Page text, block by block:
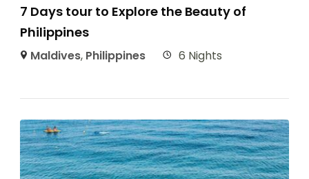
7 Days tour to Explore the Beauty of
Philippines
Maldives, Philippines 6 Nights